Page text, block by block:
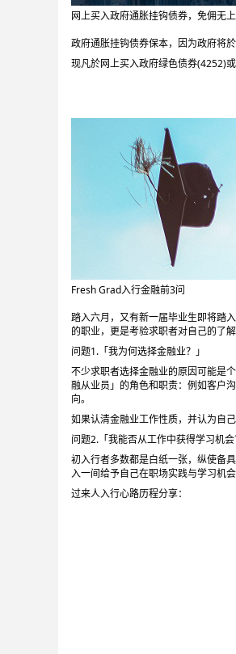
网上买入政府通胀挂钩债券，免佣无
政府通胀挂钩债券保本，因为政府将
现凡於网上买入政府绿色债券(4252)
Fresh Grad入行金融前3问
踏入六月，又有新一届毕业生即将踏
的职业，更是考验求职者对自己的了
问题1.「我为何选择金融业？」
不少求职者选择金融业的原因可能是
融从业员」的角色和职责：例如客户
向。
如果认清金融业工作性质，并认为自
问题2.「我能否从工作中获得学习机会
初入行者多数都是白纸一张，纵使备
入一间给予自己在职场实践与学习机
过来人入行心路历程分享：